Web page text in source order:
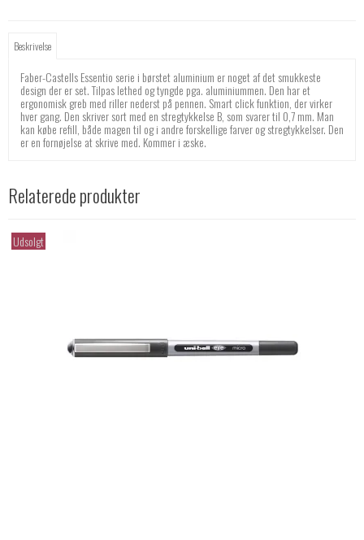
Beskrivelse
Faber-Castells Essentio serie i børstet aluminium er noget af det smukkeste
design der er set. Tilpas lethed og tyngde pga. aluminiummen. Den har et
ergonomisk greb med riller nederst på pennen. Smart click funktion, der virker
hver gang. Den skriver sort med en stregtykkelse B, som svarer til 0,7 mm. Man
kan købe refill, både magen til og i andre forskellige farver og stregtykkelser. Den
er en fornøjelse at skrive med. Kommer i æske.
Relaterede produkter
Udsolgt